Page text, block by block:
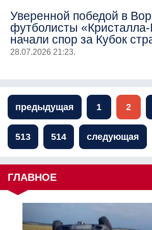
Уверенной победой в
футболисты
начали спор за Кубок
28.07.2026 21:23.
предыдущая 1 2
513 514 следующая
ГЛАВНОЕ